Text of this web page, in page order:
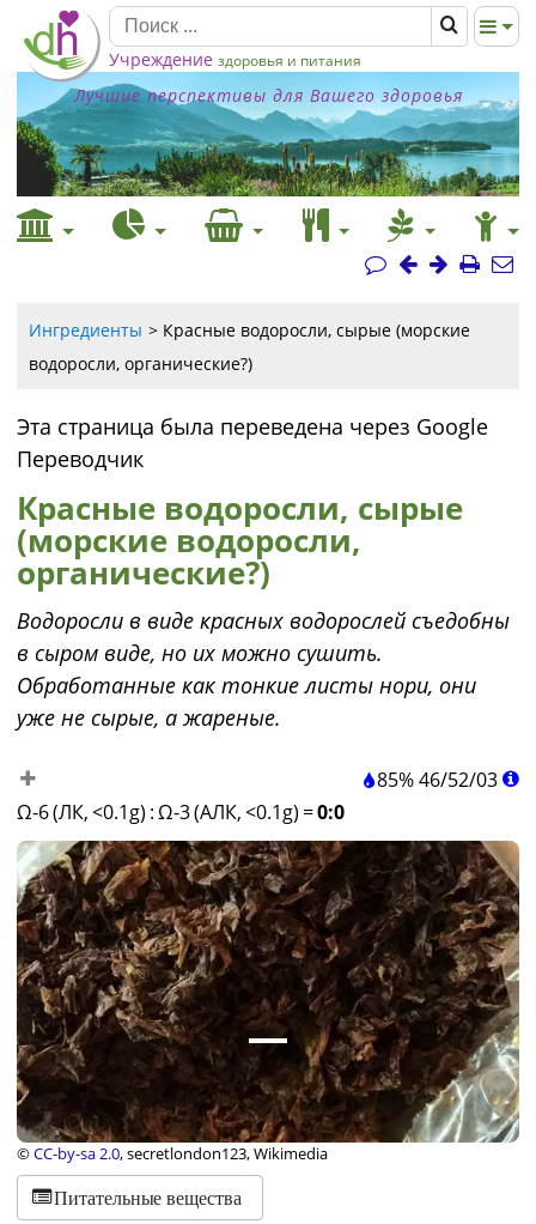
Учреждение здоровья и питания
Лучшие перспективы для Вашего здоровья
Ингредиенты
Красные водоросли, сырые (морские
водоросли, органические?)
Эта страница была переведена через Google
Переводчик
Красные водоросли, сырые
(морские водоросли,
органические?)
Водоросли в виде красных водорослей съедобны
в сыром виде, но их можно сушить.
Обработанные как тонкие листы нори, они
уже не сырые, а жареные.
85%46/52/03
Ω-6 (ЛК, <0.1g) :Ω-3 (АЛК, <0.1g) =0:0
©CC-by-sa 2.0, secretlondon123, Wikimedia
Питательные вещества